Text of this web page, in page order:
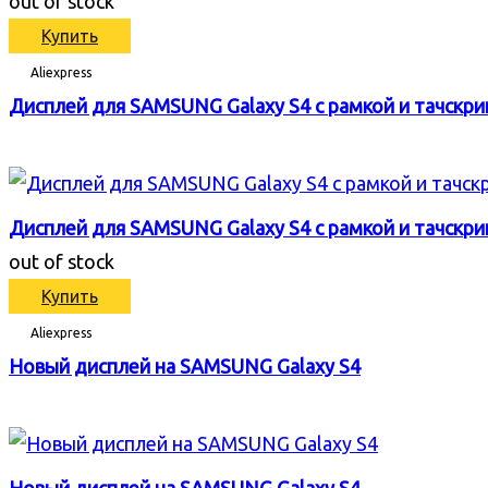
Купить
Aliexpress
Дисплей для SAMSUNG Galaxy S4 с рамкой и
Дисплей для SAMSUNG Galaxy S4 с рамкой и
out of stock
Купить
Aliexpress
Новый дисплей на SAMSUNG Galaxy S4